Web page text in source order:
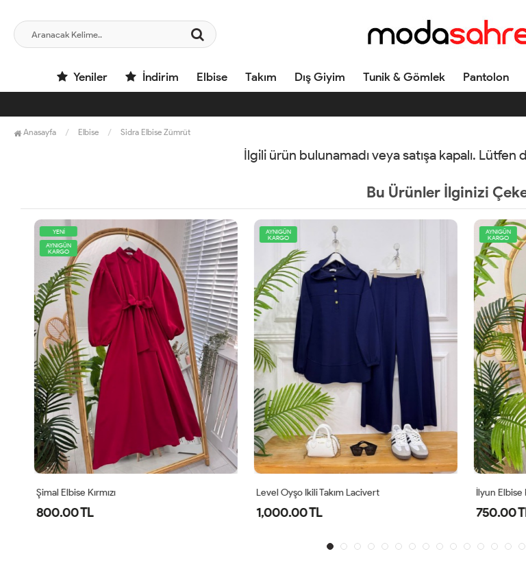
Yeniler İndirim Elbise Takım Dış Giyim Tunik & Gömlek Pantolon
Anasayfa Elbise Sidra Elbise Zümrüt
İlgili ürün bulunamadı veya satışa kapalı.
Bu Ürünler İlginizi
YENİ
AYNIGÜN
KARGO
Şimal Elbise Kırmızı
800.00 TL
AYNIGÜN
KARGO
Level Oyşo Ikili Takım Lacivert
1,000.00 TL
AYNIGÜN
KARGO
İlyun Elbise
750.00 TL